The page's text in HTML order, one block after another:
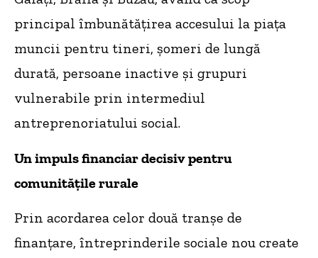
principal îmbunătățirea accesului la piața
muncii pentru tineri, șomeri de lungă
durată, persoane inactive și grupuri
vulnerabile prin intermediul
antreprenoriatului social.
Un impuls financiar decisiv pentru
comunitățile rurale
Prin acordarea celor două tranșe de
finanțare, întreprinderile sociale nou create